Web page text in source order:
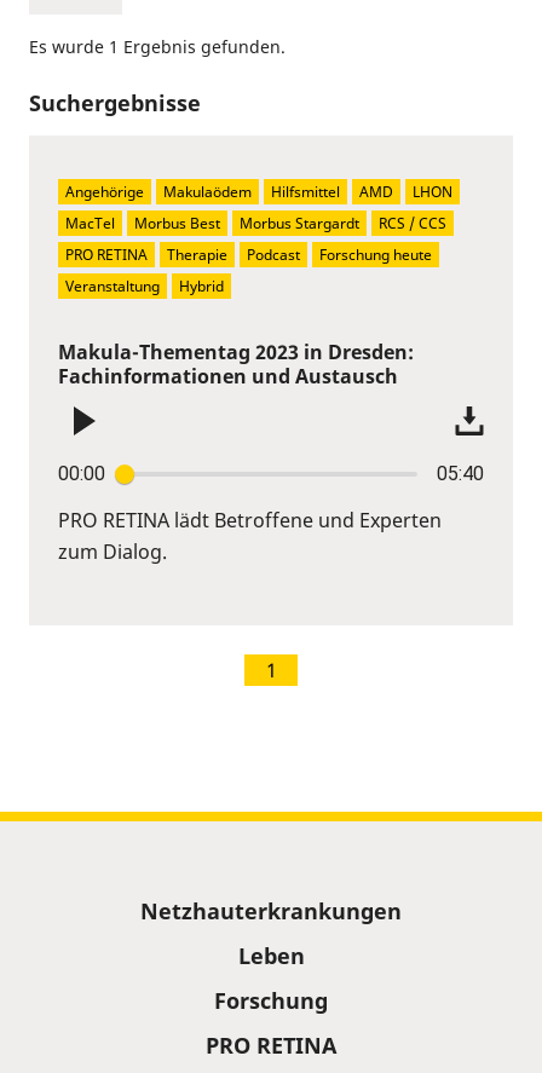
Es wurde 1 Ergebnis gefunden.
Suchergebnisse
Makula-Thementag 2023 in Dresden:
Fachinformationen und Austausch
00:00 05:40
PRO RETINA lädt Betroffene und Experten
zum Dialog.
Angehörige Makulaödem Hilfsmittel AMD
LHON
MacTel
Morbus Best Morbus Stargardt
RCS / CCS
PRO RETINA
Therapie Podcast
Forschung heute
Veranstaltung
Hybrid
1
Netzhauterkrankungen
Leben
Forschung
PRO RETINA